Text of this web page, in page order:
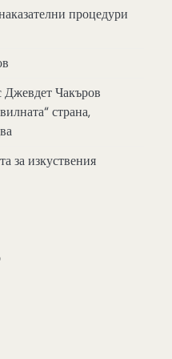
процедури
Чакъров
страна,
за изкуствения